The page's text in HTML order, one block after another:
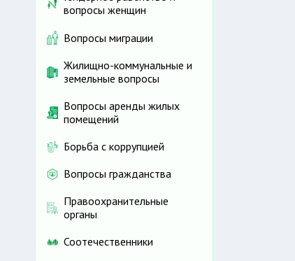
вопросы женщин
Вопросы миграции
Жилищно-коммунальные и
земельные вопросы
Вопросы аренды жилых
помещений
Борьба с коррупцией
Вопросы гражданства
Правоохранительные
органы
Соотечественники